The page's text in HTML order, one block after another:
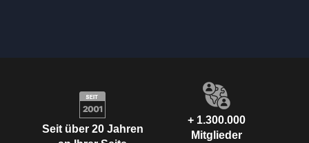
Seit über 20 Jahren
+ 1.300.000
Mitglieder